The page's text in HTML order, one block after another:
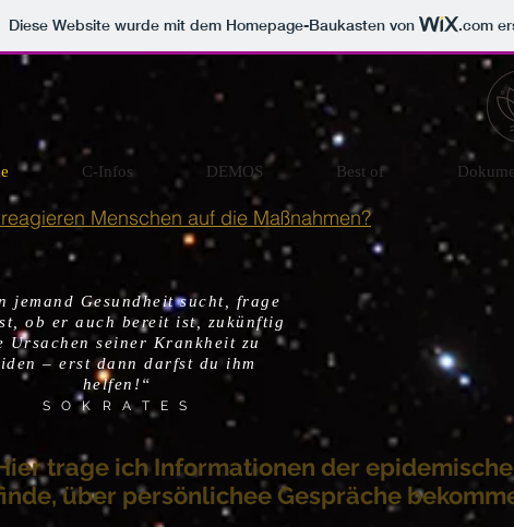
Diese Website wurde mit dem Homepage-Baukasten von .com
C-Infos DEMOS Best of
Menschen auf die Maßnahmen?
jemand Gesundheit sucht, frage
ob er auch bereit ist, zukünftig
Ursachen seiner Krankheit zu
– erst dann darfst du ihm
helfen!“
S O K R A T E S
trage ich Informationen der
über persönlichee Gespräche